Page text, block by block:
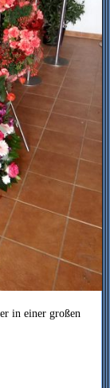
in einer großen